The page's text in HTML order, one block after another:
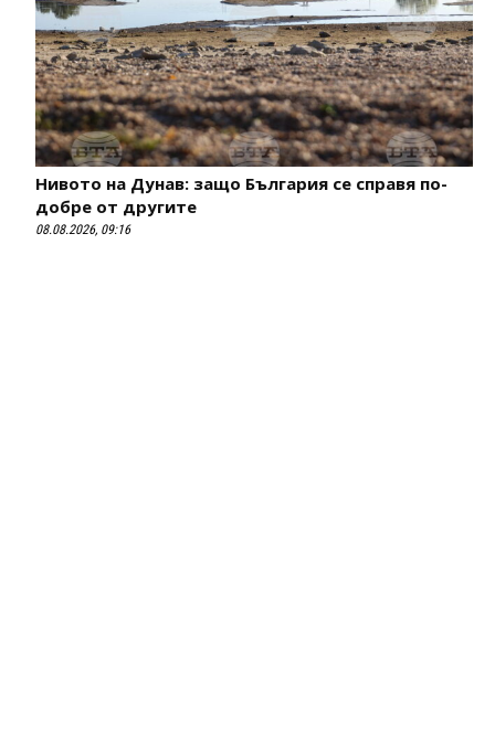
Нивото на Дунав: защо България се справя по-
добре от другите
08.08.2026, 09:16